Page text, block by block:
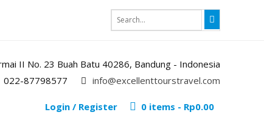
II No. 23 Buah Batu 40286, Bandung - Indonesia
022-87798577
info@excellenttourstravel.com
0 items - Rp0.00
Login / Register